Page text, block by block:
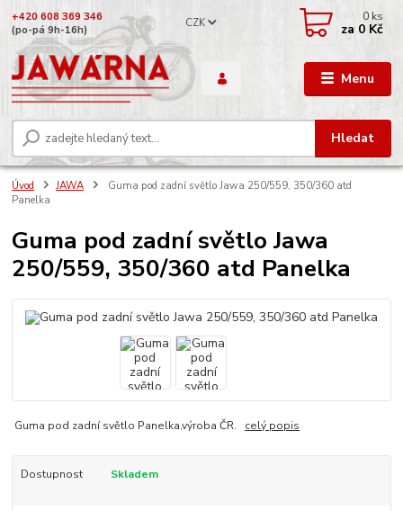
Menu
CZK
Hledat
+420 608 369 346
(po-pá 9h-16h)
0 ks
za 0 Kč
Úvod JAWA
Guma pod zadní světlo Jawa 250/559, 350/360 atd
Panelka
Guma pod zadní světlo Jawa
250/559, 350/360 atd Panelka
Guma pod zadní světlo Panelka,výroba ČR. celý popis
Dostupnost Skladem